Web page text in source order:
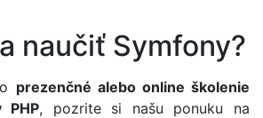
naučiť Symfony?
prezenčné alebo online školenie
PHP, pozrite si našu ponuku na